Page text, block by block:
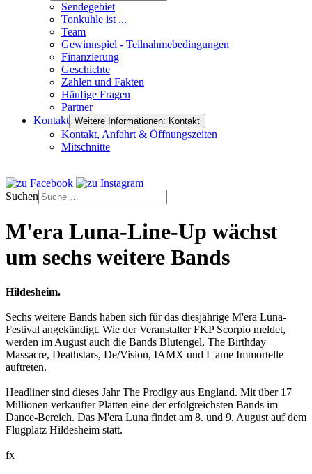
Sendegebiet
Tonkuhle ist ...
Team
Gewinnspiel - Teilnahmebedingungen
Finanzierung
Geschichte
Zahlen und Fakten
Häufige Fragen
Partner
Kontakt Weitere Informationen: Kontakt
Kontakt, Anfahrt & Öffnungszeiten
Mitschnitte
Suchen
M'era Luna-Line-Up wächst
um sechs weitere Bands
Hildesheim.
Sechs weitere Bands haben sich für das diesjährige M'era Luna-
Festival angekündigt. Wie der Veranstalter FKP Scorpio meldet,
werden im August auch die Bands Blutengel, The Birthday
Massacre, Deathstars, De/Vision, IAMX und L'ame Immortelle
auftreten.
Headliner sind dieses Jahr The Prodigy aus England. Mit über 17
Millionen verkaufter Platten eine der erfolgreichsten Bands im
Dance-Bereich. Das M'era Luna findet am 8. und 9. August auf dem
Flugplatz Hildesheim statt.
fx